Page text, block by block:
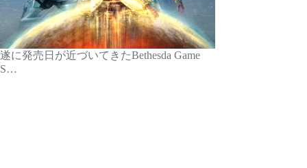
遂に発売日が近づいてきたBethesda Game
S…